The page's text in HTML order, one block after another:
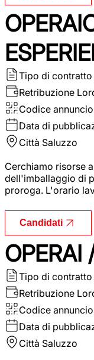
Tipo di contratto
Retribuzione
Codice annuncio
Data di
Città Saluzzo
Cerchiamo risorse
dell'imballaggio di
proroga. L'orario
Candidati
OPERAI
Tipo di contratto
Retribuzione
Codice annuncio
Data di
Città Saluzzo